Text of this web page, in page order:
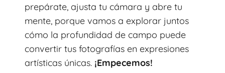
prepárate, ajusta tu cámara y abre tu
mente, porque vamos a explorar juntos
cómo la profundidad de campo puede
convertir tus fotografías en expresiones
artísticas únicas. ¡Empecemos!